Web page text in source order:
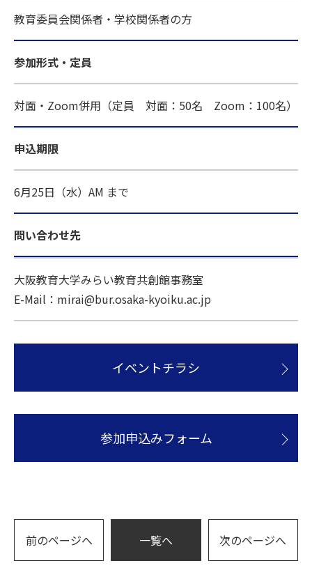
教育委員会関係者・学校関係者の方
参加形式・定員
対面・Zoom併用（定員 対面：50名 Zoom：100名）
申込期限
6月25日（水）AM まで
問い合わせ先
大阪教育大学みらい教育共創館事務室
E-Mail：mirai@bur.osaka-kyoiku.ac.jp
イベントチラシ
参加申込みフォーム
前のページへ 一覧へ 次のページへ